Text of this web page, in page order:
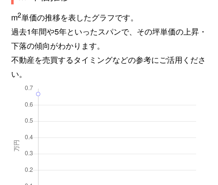
m2単価の推移を表したグラフです。
過去1年間や5年といったスパンで、その坪単価の上昇・
下落の傾向がわかります。
不動産を売買するタイミングなどの参考にご活用くださ
い。